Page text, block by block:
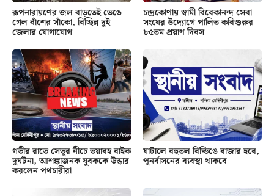
রূপনারায়ণের জল বাড়তেই ভেঙে
গেল বাঁশের সাঁকো, বিচ্ছিন্ন দুই
জেলার যোগাযোগ
চন্দ্রকোণায় স্বামী বিবেকানন্দ সেবা
সংঘের উদ্যোগে পালিত কবিগুরুর
৮৫তম প্রয়াণ দিবস
গভীর রাতে সেতুর নীচে ভয়াবহ বাইক
দুর্ঘটনা, আশঙ্কাজনক যুবককে উদ্ধার
করলেন পথচারীরা
ঘাটালে বহুতল বিল্ডিঙে বাজার হবে,
পুনর্বাসনের ব্যবস্থা থাকবে